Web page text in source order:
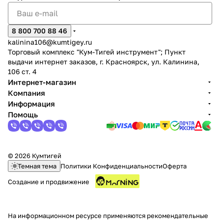
8 800 700 88 46
kalinina106@kumtigey.ru
Торговый комплекс "Кум-Тигей инструмент"; Пункт
выдачи интернет заказов, г. Красноярск, ул. Калинина,
106 ст. 4
Интернет-магазин
Компания
Информация
Помощь
© 2026 Кумтигей
Темная тема Политики КонфиденциальностиОферта
Создание и продвижение
На информационном ресурсе применяются рекомендательные